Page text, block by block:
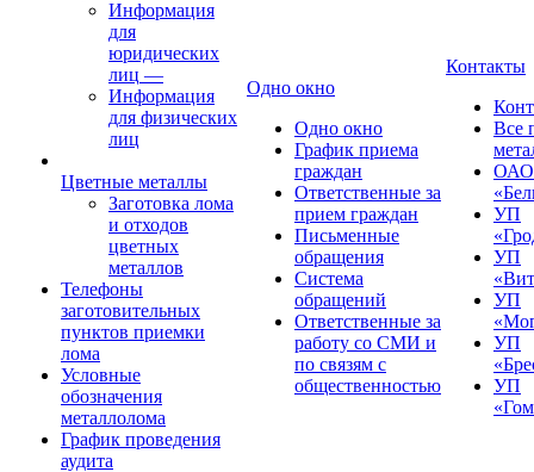
Информация
для
юридических
лиц —
Информация
для физических
лиц
Цветные металлы
Заготовка лома
и отходов
цветных
металлов
Телефоны
заготовительных
пунктов приемки
лома
Условные
обозначения
металлолома
График проведения
аудита
Одно окно
Одно окно
График приема
граждан
Ответственные за
прием граждан
Письменные
обращения
Система
обращений
Ответственные за
работу со СМИ и
по связям с
общественностью
Контакты
Все
ОАО
УП
УП
УП
УП
УП